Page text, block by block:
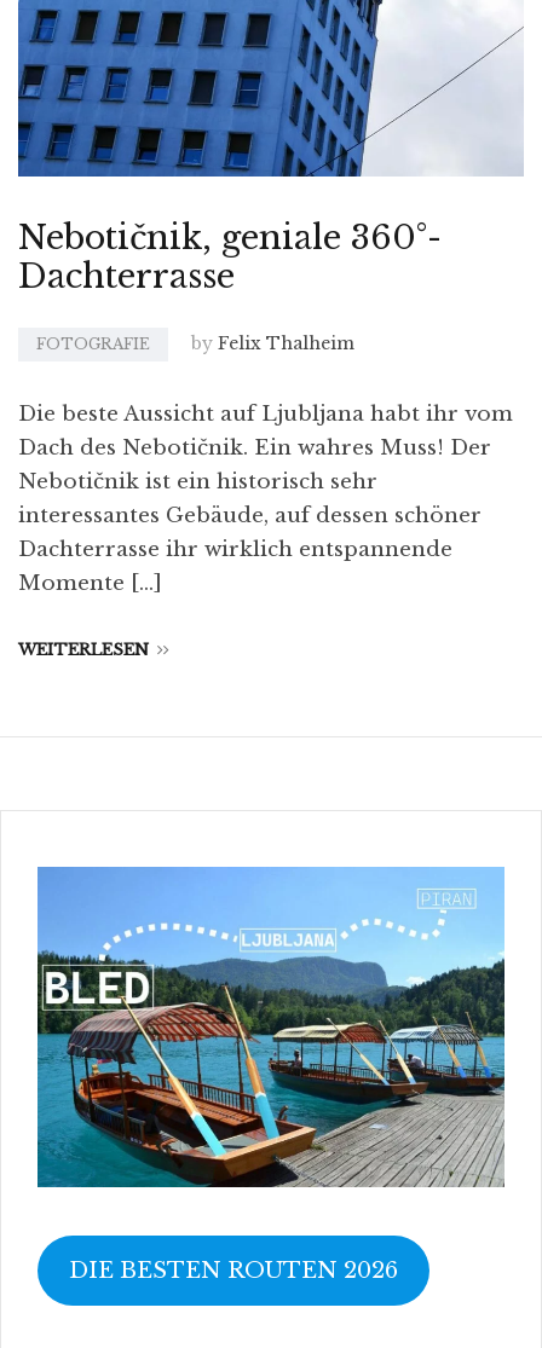
Nebotičnik, geniale 360°-
Dachterrasse
FOTOGRAFIE by Felix Thalheim
Die beste Aussicht auf Ljubljana habt ihr vom
Dach des Nebotičnik. Ein wahres Muss! Der
Nebotičnik ist ein historisch sehr
interessantes Gebäude, auf dessen schöner
Dachterrasse ihr wirklich entspannende
Momente […]
WEITERLESEN
DIE BESTEN ROUTEN 2026